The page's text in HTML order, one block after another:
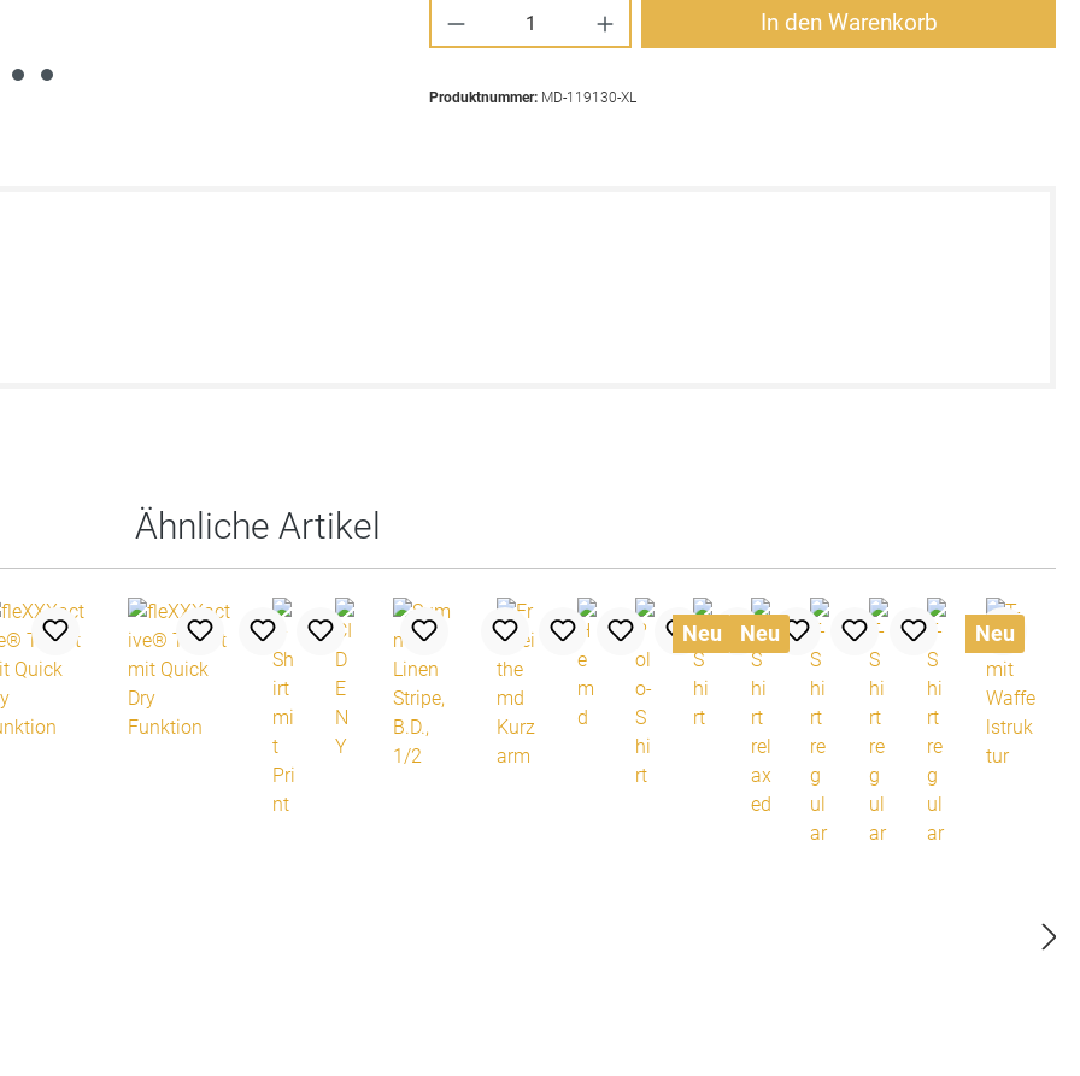
Produkt Anzahl: Gib den gewünschten Wert ein
In den Warenkorb
Produktnummer: MD-119130-XL
Ähnliche Artikel
Neu Neu Neu